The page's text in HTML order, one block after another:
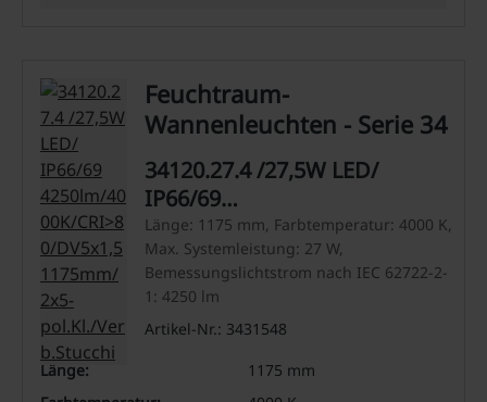
Feuchtraum-
Wannenleuchten - Serie 34
34120.27.4 /27,5W LED/
IP66/69
4250lm/4000K/CRI>80/DV5x1,5
1175mm/2x5-
pol.Kl./Verb.Stucchi
Länge: 1175 mm, Farbtemperatur: 4000 K,
Max. Systemleistung: 27 W,
Bemessungslichtstrom nach IEC 62722-2-
1: 4250 lm
Artikel-Nr.: 3431548
Länge:
1175 mm